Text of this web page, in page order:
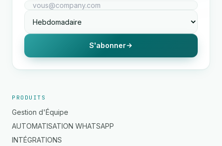
S'abonner
PRODUITS
Gestion d'Équipe
AUTOMATISATION WHATSAPP
INTÉGRATIONS